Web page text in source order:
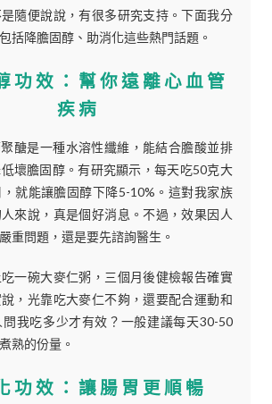
隨便說說，有很多研究支持。下面我分
括降膽固醇、助消化這些熱門話題。
功效：幫你遠離心血管
疾病
醣是一種水溶性纖維，能結合膽酸並排
壞膽固醇。有研究顯示，每天吃50克大
就能讓膽固醇下降5-10%。這對我家族
來說，真是個好消息。不過，效果因人
重問題，還是要先諮詢醫生。
一碗大麥仁粥，三個月後健檢報告確實
，光靠吃大麥仁不夠，還要配合運動和
我吃多少才有效？一般建議每天30-50
熟的份量。
功效：讓腸胃更順暢